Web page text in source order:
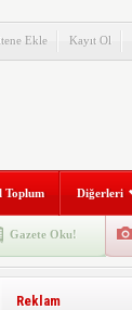
Ekle Kayıt Ol
Toplum Diğerleri
Gazete Oku!
Reklam